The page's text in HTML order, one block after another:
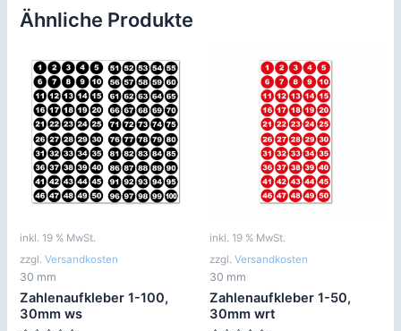
Ähnliche Produkte
inkl. 19 % MwSt.
zzgl.Versandkosten
30 mm
Zahlenaufkleber 1-100,
30mm ws
inkl. 19 % MwSt.
zzgl. Versandkosten
30 mm
Zahlenaufkleber 1-50,
30mm wrt